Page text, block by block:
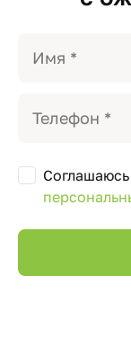
Соглашаюсь